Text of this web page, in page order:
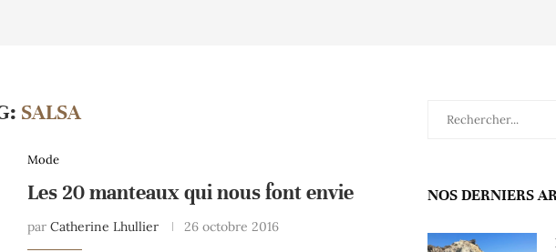
SALSA
Mode
Les 20 manteaux qui nous font envie
par Catherine Lhullier 26 octobre 2016
NOS DERNIERS